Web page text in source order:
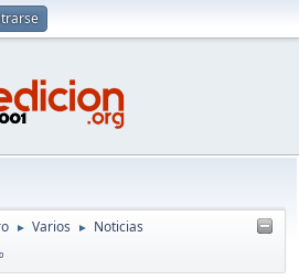
► Varios ► Noticias